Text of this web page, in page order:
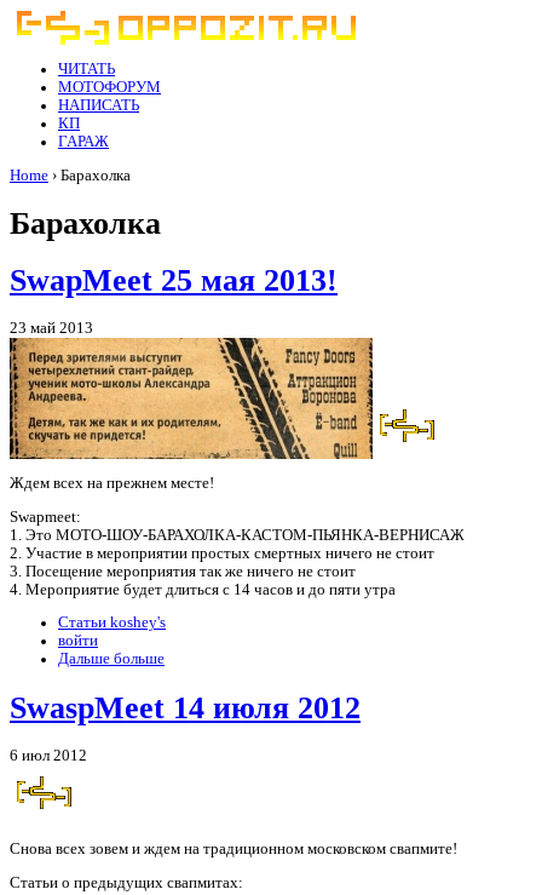
ЧИТАТЬ
МОТОФОРУМ
НАПИСАТЬ
КП
ГАРАЖ
Home › Барахолка
Барахолка
SwapMeet 25 мая 2013!
23 май 2013
Ждем всех на прежнем месте!
Swapmeet:
1. Это МОТО-ШОУ-БАРАХОЛКА-КАСТОМ-ПЬЯНКА-ВЕРНИСАЖ
2. Участие в мероприятии простых смертных ничего не стоит
3. Посещение мероприятия так же ничего не стоит
4. Мероприятие будет длиться с 14 часов и до пяти утра
Статьи koshey's
войти
Дальше больше
SwaspMeet 14 июля 2012
6 июл 2012
Снова всех зовем и ждем на традиционном московском свапмите!
Статьи о предыдущих свапмитах: